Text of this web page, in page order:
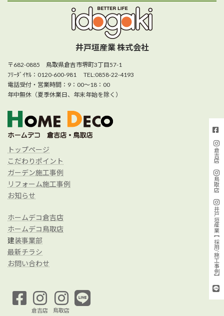
井戸垣産業 株式会社
〒682-0885 鳥取県倉吉市堺町3丁目57-1
ﾌﾘｰﾀﾞｲﾔﾙ：0120-600-981 TEL:0858-22-4193
電話受付・営業時間：9：00～18：00
年中無休（夏季休業日、年末年始を除く）
トップページ
こだわりポイント
ガーデン施工事例
リフォーム施工事例
お知らせ
ホームデコ倉吉店
ホームデコ鳥取店
建装事業部
最新チラシ
お問い合わせ
倉吉店 鳥取店
倉吉店
鳥取店
井戸垣産業【採用/施工事例】